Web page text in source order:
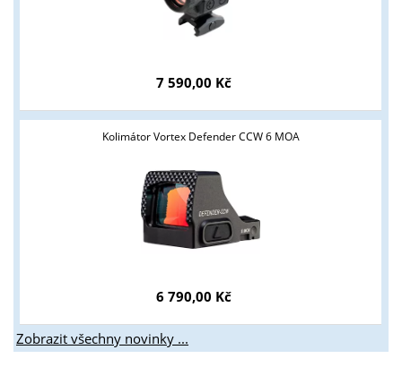
7 590,00 Kč
Kolimátor Vortex Defender CCW 6 MOA
6 790,00 Kč
Zobrazit všechny novinky ...